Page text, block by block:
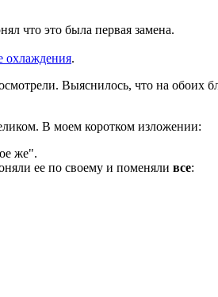
что это была первая замена.
охлаждения.
Выяснилось, что на обоих
В моем коротком изложении:
же".
ее по своему и поменяли все: